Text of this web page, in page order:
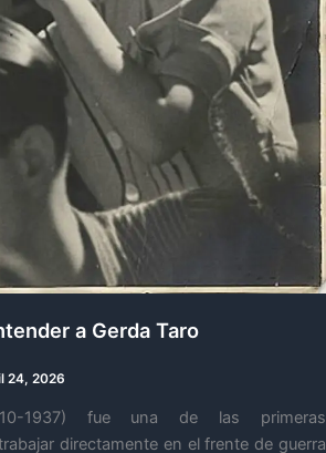
a Gerda Taro
24, 2026
1937) fue una de las primeras
directamente en el frente de guerra